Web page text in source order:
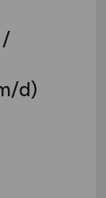
d)